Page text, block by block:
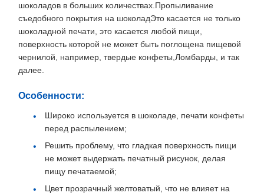
шоколадов в больших количествах.Пропыливание
съедобного покрытия на шоколадЭто касается не только
шоколадной печати, это касается любой пищи,
поверхность которой не может быть поглощена пищевой
чернилой, например, твердые конфеты,Ломбарды, и так
далее.
Особенности:
Широко используется в шоколаде, печати конфеты
перед распылением;
Решить проблему, что гладкая поверхность пищи
не может выдержать печатный рисунок, делая
пищу печатаемой;
Цвет прозрачный желтоватый, что не влияет на